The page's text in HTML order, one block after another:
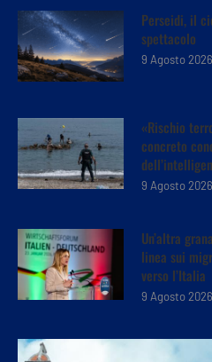
Perseidi, il
spettacolo
9 Agosto 2026
«Rischio
concreto
9 Agosto 2026
Un’altra
linea sui
verso l’Italia
9 Agosto 2026